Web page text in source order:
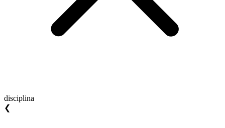
disciplina
❮